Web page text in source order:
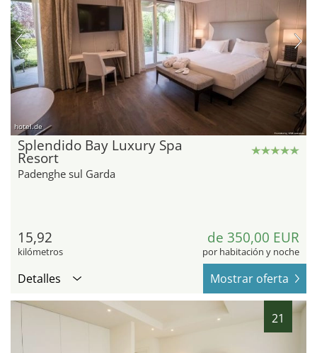
hotel.de
Splendido Bay Luxury Spa
Resort
Padenghe sul Garda
15,92
kilómetros
de 350,00 EUR
por habitación y noche
Detalles Mostrar oferta
21